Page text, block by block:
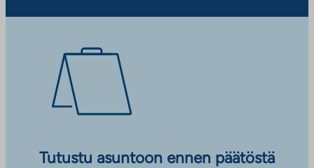
Tutustu asuntoon ennen päätöstä